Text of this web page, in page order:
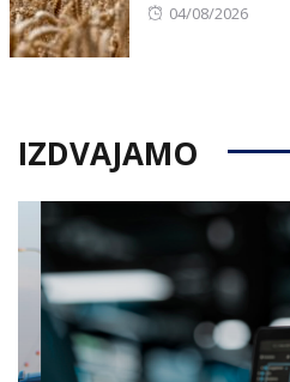
Posted
04/08/2026
IZDVAJAMO